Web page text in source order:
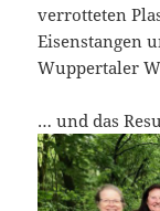
verrotteten
Eisenstangen
Wuppertaler
… und das